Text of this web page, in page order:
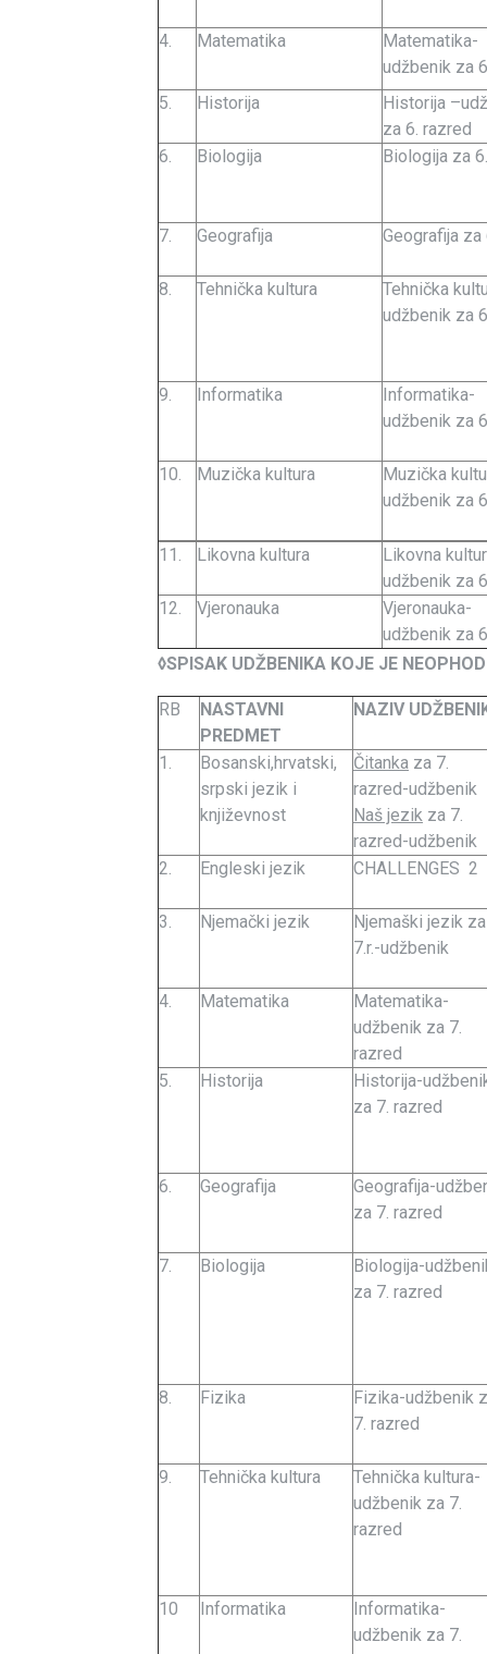
4. Matematika
Matematika-
udžbenik za
5.
Historija
Historija
za 6. razred
6.
Biologija Biologija za
7. Geografija Geografija za
8. Tehnička kultura
Tehnička
udžbenik za
9. Informatika
Informatika-
udžbenik za
10. Muzička kultura
Muzička
udžbenik za
11. Likovna kultura
Likovna
udžbenik za
12.
Vjeronauka
Vjeronauka-
udžbenik za
◊SPISAK UDŽBENIKA KOJE JE
RB
NASTAVNI
PREDMET
NAZIV
1.
Bosanski,hrvatski,
srpski jezik i
književnost
Čitanka za 7.
razred-udžbenik
Naš jezik za 7.
razred-udžbenik
2.
Engleski jezik CHALLENGES 2
3. Njemački jezik
Njemaški jezik za
7.r.-udžbenik
4. Matematika
Matematika-
udžbenik za 7.
razred
5.
Historija
Historija-
za 7. razred
6. Geografija
Geografija-
za 7. razred
7. Biologija
Biologija-
za 7. razred
8. Fizika
Fizika-udžbenik
7. razred
9. Tehnička kultura
Tehnička kultura-
udžbenik za 7.
razred
10 Informatika
Informatika-
udžbenik za 7.